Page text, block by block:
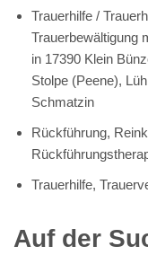
Trauerhilfe /
Trauerbewältigung
in 17390 Klein
Stolpe (Peene),
Schmatzin
Rückführung,
Trauerhilfe,
Auf der